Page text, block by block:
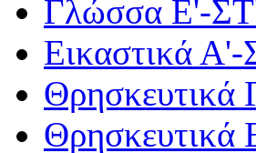
Γλώσσα Ε'-
Εικαστικά
Θρησκευτικά
Θρησκευτικά